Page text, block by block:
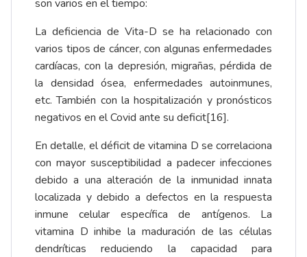
son varios en el tiempo:
La deficiencia de Vita-D se ha relacionado con
varios tipos de cáncer, con algunas enfermedades
cardíacas, con la depresión, migrañas, pérdida de
la densidad ósea, enfermedades autoinmunes,
etc. También con la hospitalización y pronósticos
negativos en el Covid ante su deficit[16].
En detalle, el déficit de vitamina D se correlaciona
con mayor susceptibilidad a padecer infecciones
debido a una alteración de la inmunidad innata
localizada y debido a defectos en la respuesta
inmune celular específica de antígenos. La
vitamina D inhibe la maduración de las células
dendríticas reduciendo la capacidad para